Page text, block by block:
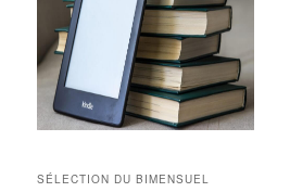
SÉLECTION DU BIMENSUEL